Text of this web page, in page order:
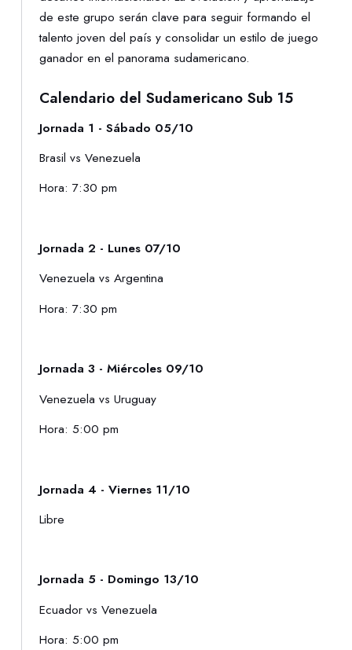
de este grupo serán clave para seguir formando el
talento joven del país y consolidar un estilo de juego
ganador en el panorama sudamericano.
Calendario del Sudamericano Sub 15
Jornada 1 - Sábado 05/10
Brasil vs Venezuela
Hora: 7:30 pm
Jornada 2 - Lunes 07/10
Venezuela vs Argentina
Hora: 7:30 pm
Jornada 3 - Miércoles 09/10
Venezuela vs Uruguay
Hora: 5:00 pm
Jornada 4 - Viernes 11/10
Libre
Jornada 5 - Domingo 13/10
Ecuador vs Venezuela
Hora: 5:00 pm